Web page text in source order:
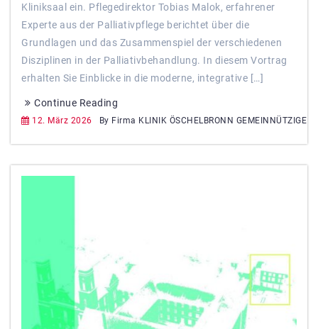
Kliniksaal ein. Pflegedirektor Tobias Malok, erfahrener
Experte aus der Palliativpflege berichtet über die
Grundlagen und das Zusammenspiel der verschiedenen
Disziplinen in der Palliativbehandlung. In diesem Vortrag
erhalten Sie Einblicke in die moderne, integrative […]
Continue Reading
12. März 2026 By Firma KLINIK ÖSCHELBRONN GEMEINNÜTZIGE